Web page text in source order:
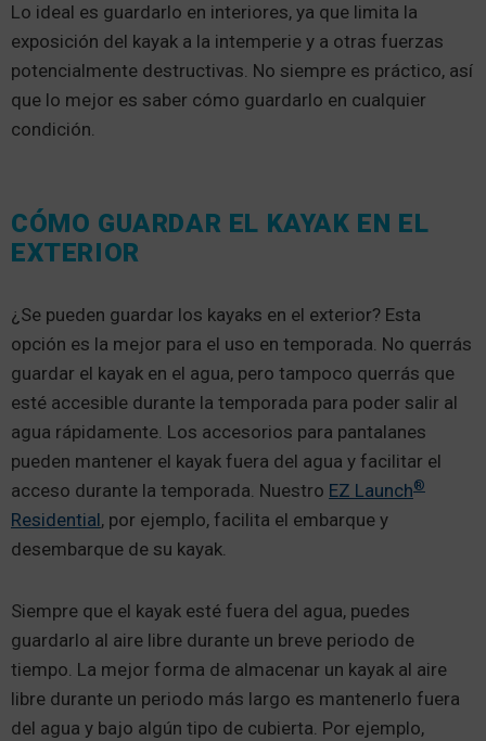
Lo ideal es guardarlo en interiores, ya que limita la
exposición del kayak a la intemperie y a otras fuerzas
potencialmente destructivas. No siempre es práctico, así
que lo mejor es saber cómo guardarlo en cualquier
condición.
CÓMO GUARDAR EL KAYAK EN EL
EXTERIOR
¿Se pueden guardar los kayaks en el exterior? Esta
opción es la mejor para el uso en temporada. No querrás
guardar el kayak en el agua, pero tampoco querrás que
esté accesible durante la temporada para poder salir al
agua rápidamente. Los accesorios para pantalanes
pueden mantener el kayak fuera del agua y facilitar el
acceso durante la temporada. Nuestro EZ Launch®
Residential, por ejemplo, facilita el embarque y
desembarque de su kayak.
Siempre que el kayak esté fuera del agua, puedes
guardarlo al aire libre durante un breve periodo de
tiempo. La mejor forma de almacenar un kayak al aire
libre durante un periodo más largo es mantenerlo fuera
del agua y bajo algún tipo de cubierta. Por ejemplo,